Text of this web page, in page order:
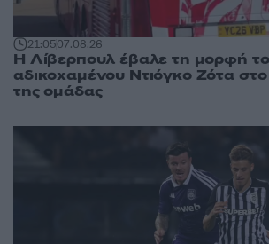
21:0507.08.26
Η Λίβερπουλ έβαλε τη μορφή
αδικοχαμένου Ντιόγκο Ζότα
της ομάδας